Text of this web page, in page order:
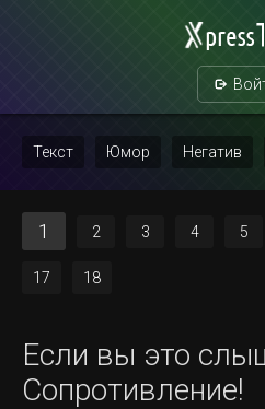
Текст Юмор Негатив
1 2 3 4 5
17 18
Если вы это
Сопротивление!